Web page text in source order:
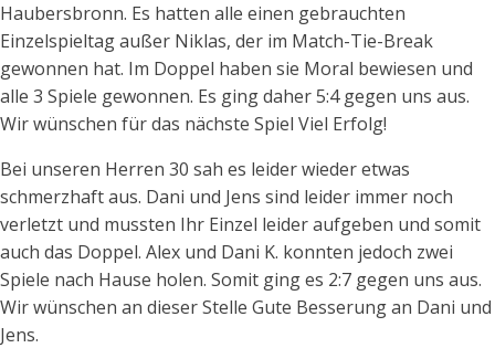
Haubersbronn. Es hatten alle einen gebrauchten
Einzelspieltag außer Niklas, der im Match-Tie-Break
gewonnen hat. Im Doppel haben sie Moral bewiesen und
alle 3 Spiele gewonnen. Es ging daher 5:4 gegen uns aus.
Wir wünschen für das nächste Spiel Viel Erfolg!
Bei unseren Herren 30 sah es leider wieder etwas
schmerzhaft aus. Dani und Jens sind leider immer noch
verletzt und mussten Ihr Einzel leider aufgeben und somit
auch das Doppel. Alex und Dani K. konnten jedoch zwei
Spiele nach Hause holen. Somit ging es 2:7 gegen uns aus.
Wir wünschen an dieser Stelle Gute Besserung an Dani und
Jens.